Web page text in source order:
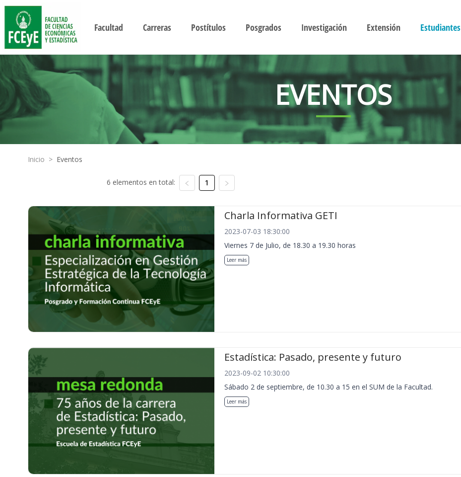
Facultad Carreras Postítulos Posgrados Investigación Extensión Estudiantes
EVENTOS
Inicio > Eventos
6 elementos en total: 1
Charla Informativa GETI
2023-07-03 18:30:00
Viernes 7 de Julio, de 18.30 a 19.30 horas
Leer más
Estadística: Pasado, presente y futuro
2023-09-02 10:30:00
Sábado 2 de septiembre, de 10.30 a 15 en el SUM de la Facultad.
Leer más